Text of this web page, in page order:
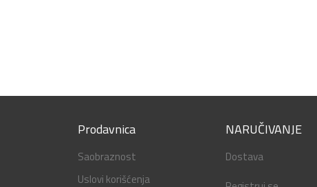
Prodavnica
Saobraznost
Uslovi korišćenja
NARUČIVANJE
Dostava